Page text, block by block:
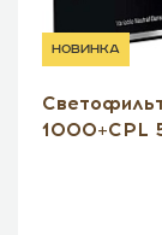
новинка
1000+CPL